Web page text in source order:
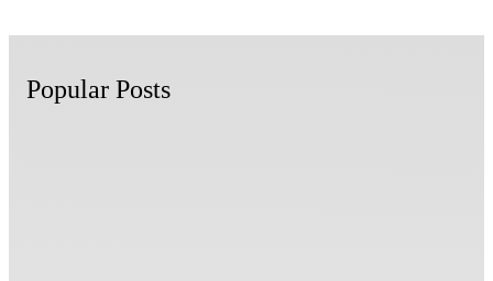
Popular Posts